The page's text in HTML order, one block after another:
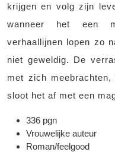
krijgen en volg zijn
wanneer het een
verhaallijnen lopen zo
niet geweldig. De
met zich
sloot het af met een
336 pgn
Vrouwelijke auteur
Roman/feelgood